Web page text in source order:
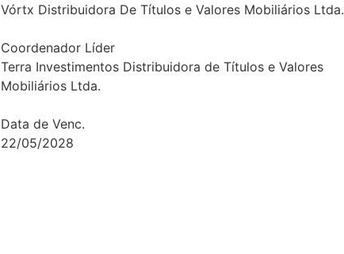
Vórtx Distribuidora De Títulos e Valores Mobiliários Ltda.
Coordenador Líder
Terra Investimentos Distribuidora de Títulos e Valores
Mobiliários Ltda.
Data de Venc.
22/05/2028